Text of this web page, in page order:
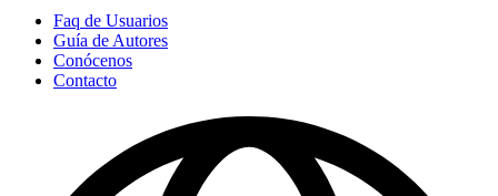
Faq de Usuarios
Guía de Autores
Conócenos
Contacto